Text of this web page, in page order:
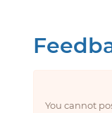
You cannot